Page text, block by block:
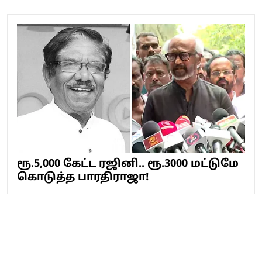
ரூ.5,000 கேட்ட ரஜினி.. ரூ.3000 மட்டுமே
கொடுத்த பாரதிராஜா!